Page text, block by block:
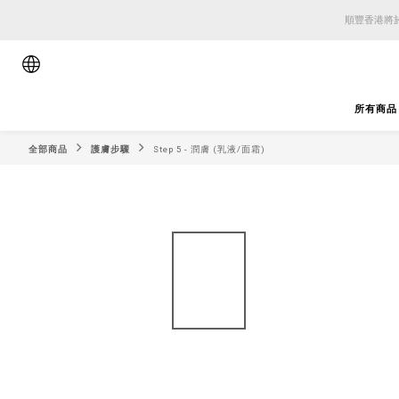
順豐香港將
順豐香港將
所有商品
全部商品 護膚步驟 Step 5 - 潤膚 (乳液/面霜)